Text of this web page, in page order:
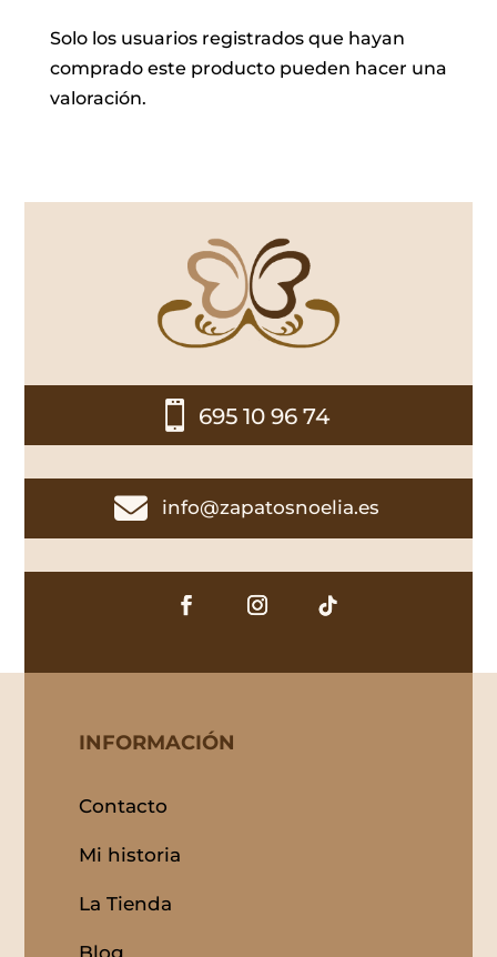
Solo los usuarios registrados que hayan
comprado este producto pueden hacer una
valoración.
 695 10 96 74
 info@zapatosnoelia.es
INFORMACIÓN
Contacto
Mi historia
La Tienda